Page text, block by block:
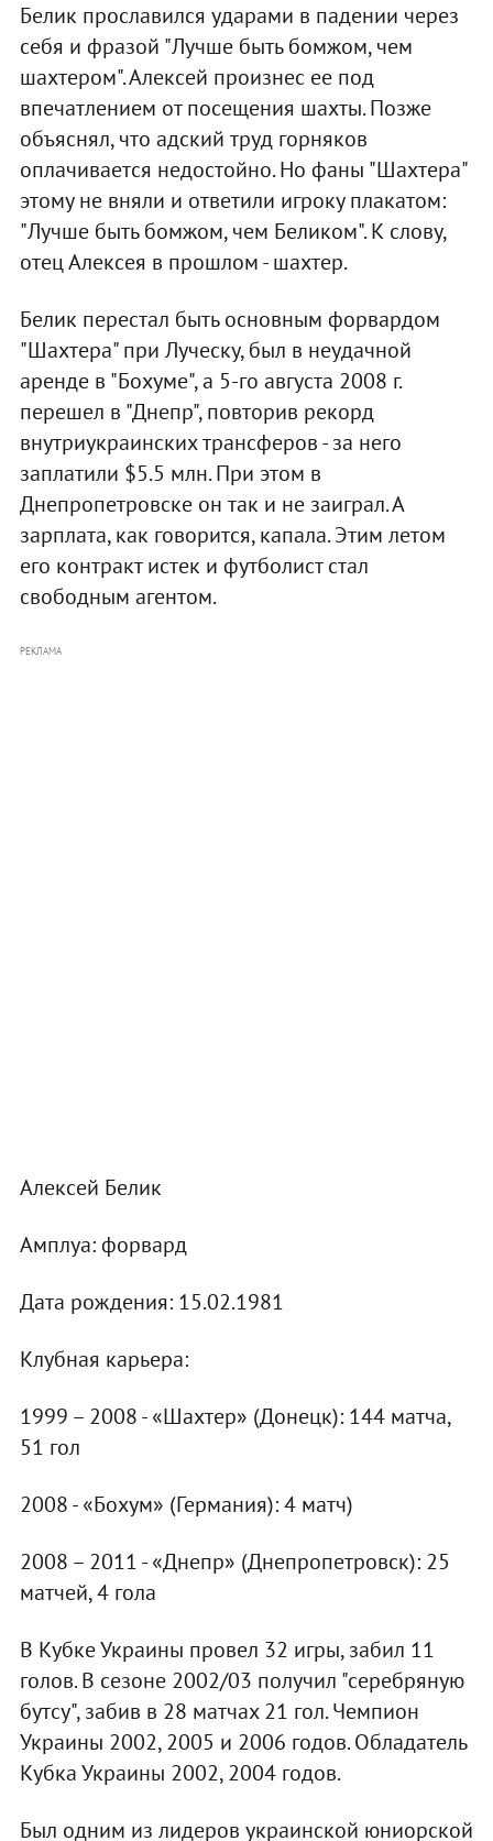
Белик прославился ударами в падении через
себя и фразой "Лучше быть бомжом, чем
шахтером". Алексей произнес ее под
впечатлением от посещения шахты. Позже
объяснял, что адский труд горняков
оплачивается недостойно. Но фаны "Шахтера"
этому не вняли и ответили игроку плакатом:
"Лучше быть бомжом, чем Беликом". К слову,
отец Алексея в прошлом - шахтер.
Белик перестал быть основным форвардом
"Шахтера" при Луческу, был в неудачной
аренде в "Бохуме", а 5-го августа 2008 г.
перешел в "Днепр", повторив рекорд
внутриукраинских трансферов - за него
заплатили $5.5 млн. При этом в
Днепропетровске он так и не заиграл. А
зарплата, как говорится, капала. Этим летом
его контракт истек и футболист стал
свободным агентом.
РЕКЛАМА
Алексей Белик
Амплуа: форвард
Дата рождения: 15.02.1981
Клубная карьера:
1999 – 2008 - «Шахтер» (Донецк): 144 матча,
51 гол
2008 - «Бохум» (Германия): 4 матч)
2008 – 2011 - «Днепр» (Днепропетровск): 25
матчей, 4 гола
В Кубке Украины провел 32 игры, забил 11
голов. В сезоне 2002/03 получил "серебряную
бутсу", забив в 28 матчах 21 гол. Чемпион
Украины 2002, 2005 и 2006 годов. Обладатель
Кубка Украины 2002, 2004 годов.
Был одним из лидеров украинской юниорской